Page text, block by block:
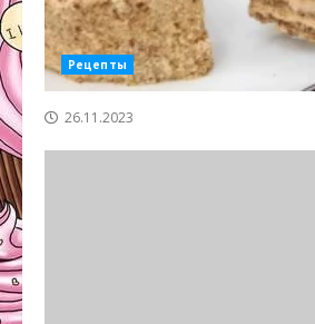
Рецепты
26.11.2023